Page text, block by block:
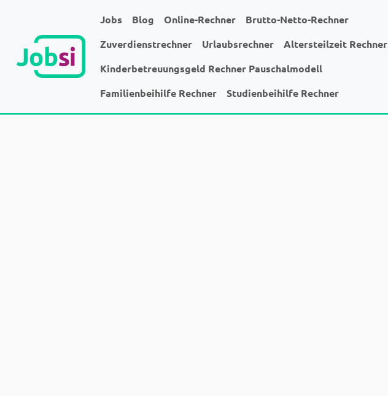
Jobs Blog Online-Rechner
Brutto-Netto-Rechner
Zuverdienstrechner
Urlaubsrechner
Altersteilzeit Rechner
Kinderbetreuungsgeld Rechner Pauschalmodell
Familienbeihilfe Rechner
Studienbeihilfe Rechner